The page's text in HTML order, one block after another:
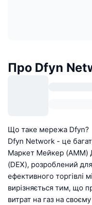
Про Dfyn
Що таке мережа Dfyn?
Dfyn Network - це
Маркет Мейкер (AMM)
(DEX), розроблений
ефективного торгівлі
вирізняється тим, що
витрат на газ на